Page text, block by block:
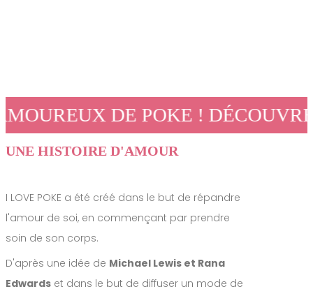
DES
UNE HISTOIRE D'AMOUR
I LOVE POKE a été créé dans le but de répandre
l'amour de soi, en commençant par prendre
soin de son corps.
D'après une idée de Michael Lewis et Rana
Edwards et dans le but de diffuser un mode de